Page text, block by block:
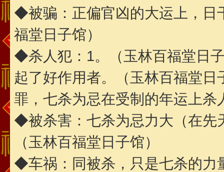
◆被骗：正偏官凶的大运上，日
福堂日子馆）
◆杀人犯：1。（玉林百福堂日
起了好作用者。（玉林百福堂
罪，七杀为忌在受制的年运上
◆被杀害：七杀为忌力大（在先
（玉林百福堂日子馆）
◆车祸：同被杀，只是七杀的力